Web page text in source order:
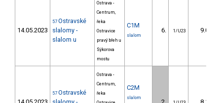
14.05.2023
57 Ostravské
slalomy -
slalom u
Ostrava -
Centrum,
řeka
Ostravice
pravý břeh u
Sýkorova
mostu
C1M
slalom
6. 1/U23 9.00
57 Ostravské
Ostrava -
Centrum,
řeka
C2M
slalom